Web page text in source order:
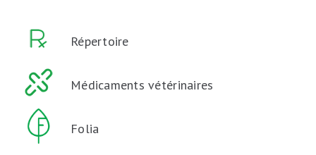
Répertoire
Médicaments vétérinaires
Folia